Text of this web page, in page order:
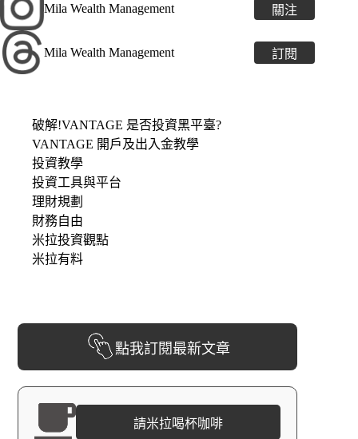
Mila Wealth Management 關注
Mila Wealth Management 訂閱
破解!VANTAGE 是否投資黑平臺?
VANTAGE 開戶及出入金教學
投資教學
投資工具與平台
理財規劃
財務自由
米拉投資觀點
米拉有料
點我訂閱最新文章
請米拉喝杯咖啡